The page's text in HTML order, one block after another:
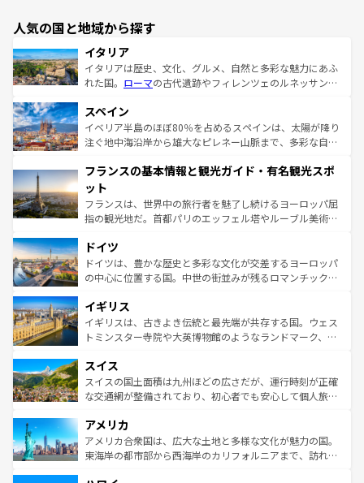
人気の国と地域から探す
イタリア
イタリアは歴史、文化、グルメ、自然と多彩な魅力にあふ
れた国。 ローマの古代遺跡やフィレンツェのルネッサンス
ろん、トスカーナの美しい田園風景やアマルフィ海岸の絶
景など、自然景観も見逃せない。観光の合間には、本場の
ピザやパスタなど、絶品のイタリア料理を堪能することも
ませてくれるイタリアで、忘れられない旅をしてみよう！
なお、新着のイタリア情報は
しい。
スペイン
イベリア半島のほぼ80％を占めるスペインは、太陽が降り
注ぐ地中海沿岸から雄大なピレネー山脈まで、多彩な自然
文化が根付くこの国では、情熱的なフラメンコ、熱気あふ
れる闘牛、そして美味しいタパスが生活の一部となってい
る。首都マドリードの洗練された雰囲気や、バルセロナの
アートに溢れた街角から、地方では古代ローマ遺跡や中世
せる。地方によって風土や気候が異なるスペインはその個
性で訪れる人を魅了する。 なお、新着のスペイン情報は コ
ンテンツ一覧を参照してほしい。
フランスの基本情報と観光ガイド・有名観光スポ
ット
フランスは、世界中の旅行者を魅了し続けるヨーロッパ屈
指の観光地だ。首都パリのエッフェル塔やルーブル美術館
で、幅広い魅力が詰まっている。華麗な宮殿、歴史的な大
聖堂、美しいビーチ、そして豊かな自然が、訪れる者を心
から魅了する。また、フランスは美食の国としても知ら
いる。シャンパンの発祥地であるランス、プロヴァンスの
香り高いラベンダー畑など、多彩な楽しみ方が可能だ。さ
らに、パリ以外の地域にも魅力が溢れており、どの街角に
れる地方に足を運ぶとそれぞれで全く異なる文化を体験で
きるだろう。 なお、新着のフランス情報はコンテンツ一覧
を参照してほしい。
ドイツ
ドイツは、豊かな歴史と多彩な文化が交差するヨーロッパ
の中心に位置する国。中世の街並みが残るロマンチック街
顔を持つこの国は、どこを歩いても飽きることがない。ベ
ルリンの文化的活気、バイエルン州のアルプスの絶景、そ
してライン川沿いのワイン畑といった風景は必見。ビール
は、お酒好きな人にはぜひ体験してほしい。 なお、新着の
ドイツ情報はコンテンツ一覧を参照してほしい。
イギリス
イギリスは、古きよき伝統と最先端が共存する国。ウェス
トミンスター寺院や大英博物館のようなランドマーク、歴
リアごとに異なる魅力がある。また、優雅なアフタヌーン
ティー、ビール好きにはたまらない英国パブ、サッカー観
戦など、本場だからこそできる体験も豊富。イギリスを旅
ンツ一覧を参照してほしい。
スイス
スイスの国土面積は九州ほどの広さだが、運行時刻が正確
な交通網が整備されており、初心者でも安心して個人旅行
の建物がそのまま残る町や、スイスならではのユニークな
博物館もあり、アルプス観光だけでなく町歩きも満喫する
ことができる。国民の所得が高いため物価も高いが、旅行
アメリカ
アメリカ合衆国は、広大な土地と多様な文化が魅力の国。
東海岸の都市部から西海岸のカリフォルニアまで、訪れる